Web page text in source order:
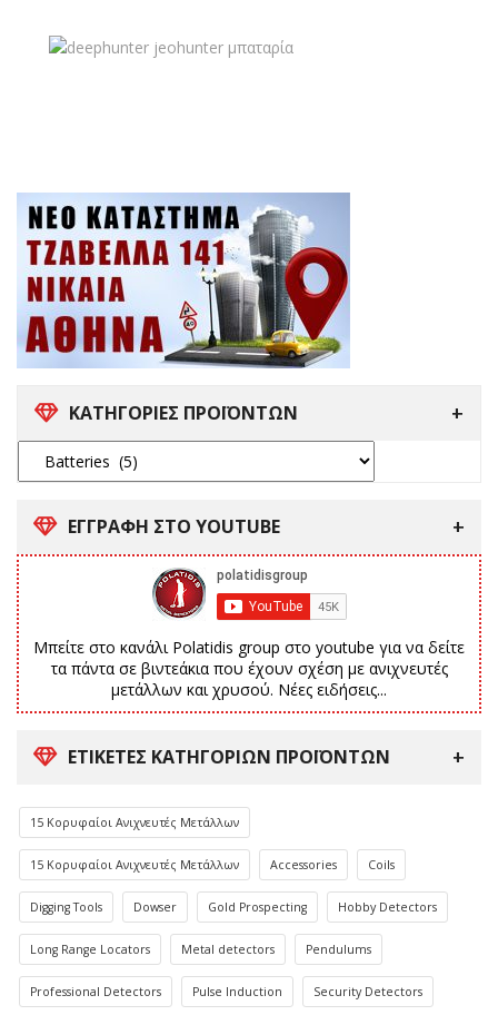
ΚΑΤΗΓΟΡΙΕΣ ΠΡΟΪΟΝΤΩΝ
ΕΓΓΡΑΦΗ ΣΤΟ YOUTUBE
Μπείτε στο κανάλι Polatidis group στο youtube για να δείτε
τα πάντα σε βιντεάκια που έχουν σχέση με ανιχνευτές
μετάλλων και χρυσού. Νέες ειδήσεις...
ΕΤΙΚΈΤΕΣ ΚΑΤΗΓΟΡΙΏΝ ΠΡΟΪΌΝΤΩΝ
15 Κορυφαίοι Ανιχνευτές Μετάλλων
15 Κορυφαίοι Ανιχνευτές Μετάλλων Accessories Coils
Digging Tools Dowser Gold Prospecting Hobby Detectors
Long Range Locators Metal detectors Pendulums
Professional Detectors Pulse Induction Security Detectors